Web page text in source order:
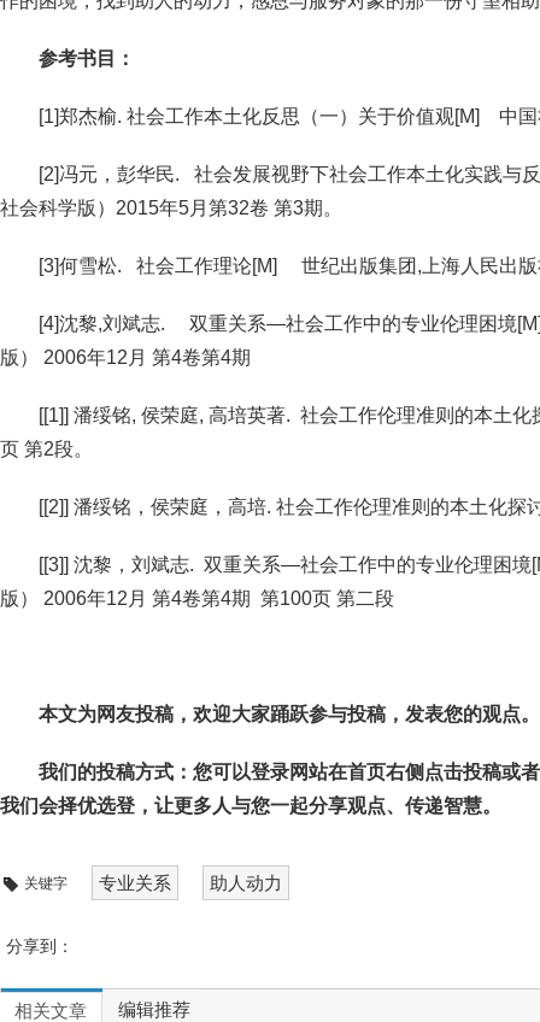
参考书目：
[1]郑杰榆. 社会工作本土化反思（一）关于价值观[M] 中
[2]冯元，彭华民. 社会发展视野下社会工作本土化实践与
社会科学版）2015年5月第32卷 第3期。
[3]何雪松. 社会工作理论[M] 世纪出版集团,上海人民出
[4]沈黎,刘斌志. 双重关系—社会工作中的专业伦理困境
版） 2006年12月 第4卷第4期
[[1]] 潘绥铭, 侯荣庭, 高培英著. 社会工作伦理准则的本土
页 第2段。
[[2]] 潘绥铭，侯荣庭，高培. 社会工作伦理准则的本土化
[[3]] 沈黎，刘斌志. 双重关系—社会工作中的专业伦理困
版） 2006年12月 第4卷第4期 第100页 第二段
本文为网友投稿，欢迎大家踊跃参与投稿，发表您的观点。
我们的投稿方式：您可以登录网站在首页右侧点击投稿或
我们会择优选登，让更多人与您一起分享观点、传递智慧。
关键字 专业关系 助人动力
分享到：
相关文章 编辑推荐